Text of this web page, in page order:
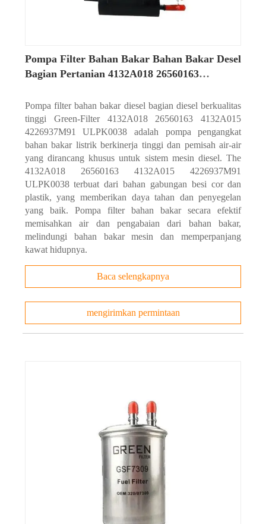
Pompa Filter Bahan Bakar Bahan Bakar Desel
Bagian Pertanian 4132A018 26560163
Pompa filter bahan bakar diesel bagian diesel berkualitas
tinggi Green-Filter 4132A018 26560163 4132A015
4226937M91 ULPK0038 adalah pompa pengangkat
bahan bakar listrik berkinerja tinggi dan pemisah air-air
yang dirancang khusus untuk sistem mesin diesel. The
4132A018 26560163 4132A015 4226937M91
ULPK0038 terbuat dari bahan gabungan besi cor dan
plastik, yang memberikan daya tahan dan penyegelan
yang baik. Pompa filter bahan bakar secara efektif
memisahkan air dan pengabaian dari bahan bakar,
melindungi bahan bakar mesin dan memperpanjang
kawat hidupnya.
Baca selengkapnya
mengirimkan permintaan